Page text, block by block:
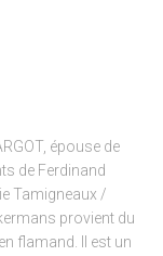
épouse de
de Ferdinand
Tamigneaux /
provient du
flamand. Il est un